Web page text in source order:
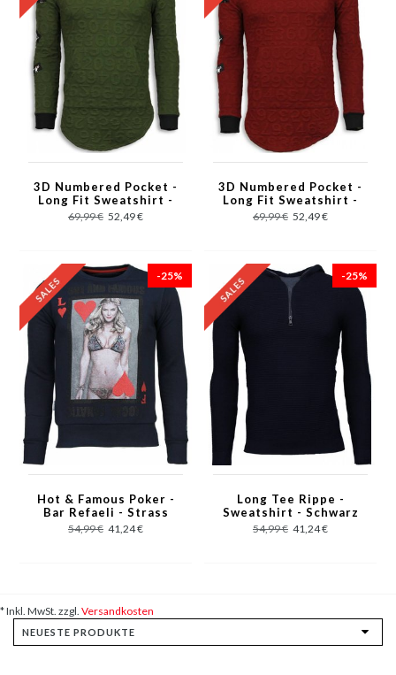
3D Numbered Pocket -
Long Fit Sweatshirt -
Grün
69,99 € 52,49 €
3D Numbered Pocket -
Long Fit Sweatshirt -
Rot
69,99 € 52,49 €
-25%
Hot & Famous Poker -
Bar Refaeli - Strass
Sweatshirt - Marine
54,99 € 41,24 €
-25%
Long Tee Rippe -
Sweatshirt - Schwarz
54,99 € 41,24 €
* Inkl. MwSt. zzgl. Versandkosten